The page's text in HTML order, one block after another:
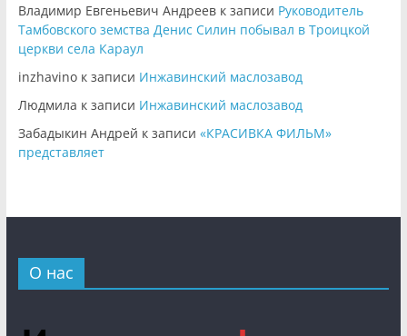
Владимир Евгеньевич Андреевк записи Руководитель
Тамбовского земства Денис Силин побывал в Троицкой
церкви села Караул
inzhavinoк записи Инжавинский маслозавод
Людмила к записи Инжавинский маслозавод
Забадыкин Андрей к записи «КРАСИВКА ФИЛЬМ»
представляет
О нас